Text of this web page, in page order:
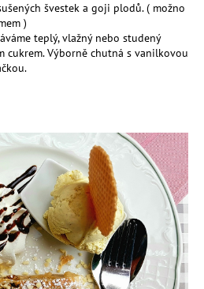
švestek a goji plodů. ( možno
)
teplý, vlažný nebo studený
cukrem. Výborně chutná s vanilkovou